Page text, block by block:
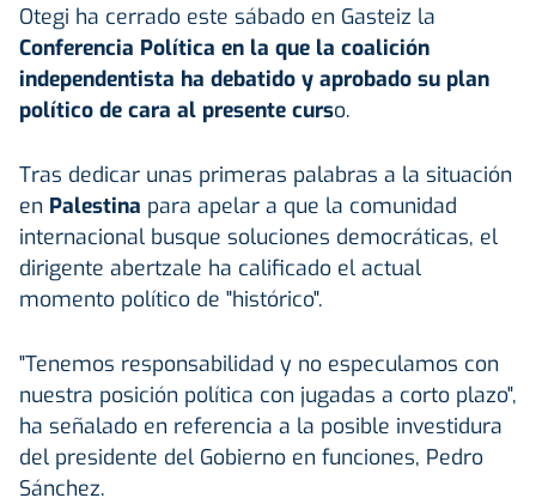
Otegi ha cerrado este sábado en Gasteiz la
Conferencia Política en la que la coalición
independentista ha debatido y aprobado su plan
político de cara al presente curso.
Tras dedicar unas primeras palabras a la situación
en Palestina para apelar a que la comunidad
internacional busque soluciones democráticas, el
dirigente abertzale ha calificado el actual
momento político de "histórico".
"Tenemos responsabilidad y no especulamos con
nuestra posición política con jugadas a corto plazo",
ha señalado en referencia a la posible investidura
del presidente del Gobierno en funciones, Pedro
Sánchez.